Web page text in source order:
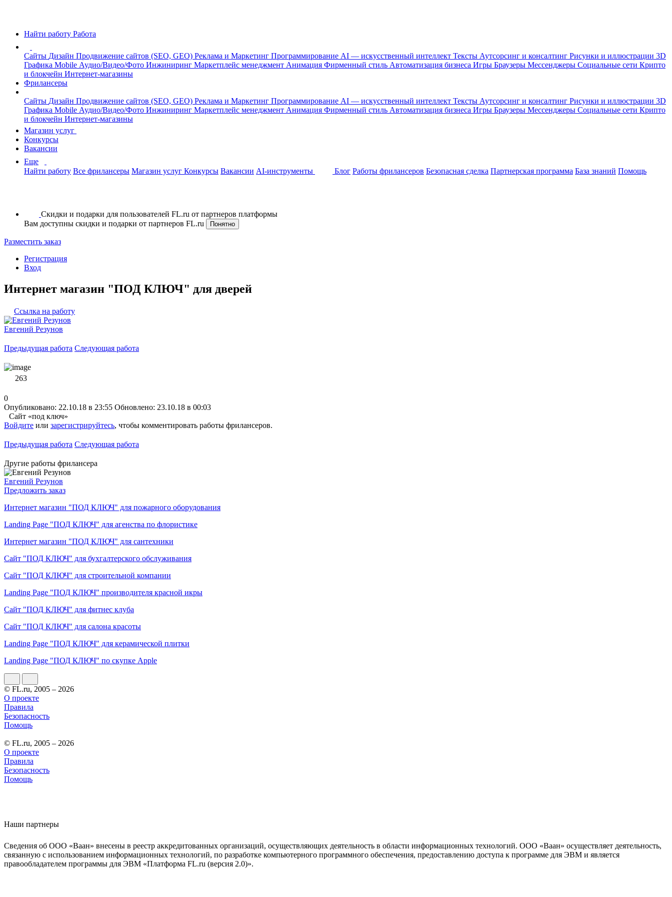
Найти работу Работа
Сайты Дизайн Продвижение сайтов (SEO, GEO) Реклама и Маркетинг Программирование AI — искусственный интеллект Тексты Аутсорсинг и консалтинг Рисунки и иллюстрации 3D
Графика Mobile Аудио/Видео/Фото Инжиниринг Маркетплейс менеджмент Анимация Фирменный стиль Автоматизация бизнеса Игры Браузеры Мессенджеры Социальные сети Крипто
и блокчейн Интернет-магазины
Фрилансеры
Сайты Дизайн Продвижение сайтов (SEO, GEO) Реклама и Маркетинг Программирование AI — искусственный интеллект Тексты Аутсорсинг и консалтинг Рисунки и иллюстрации 3D
Графика Mobile Аудио/Видео/Фото Инжиниринг Маркетплейс менеджмент Анимация Фирменный стиль Автоматизация бизнеса Игры Браузеры Мессенджеры Социальные сети Крипто
и блокчейн Интернет-магазины
Магазин услуг
Конкурсы
Вакансии
Еще
Найти работу Все фрилансеры Магазин услуг Конкурсы Вакансии AI-инструменты Блог Работы фрилансеров Безопасная сделка Партнерская программа База знаний Помощь
Скидки и подарки для пользователей FL.ru от партнеров платформы
Вам доступны скидки и подарки от партнеров FL.ru
Понятно
Разместить заказ
Регистрация
Вход
Интернет магазин "ПОД КЛЮЧ" для дверей
Ссылка на работу
Евгений Резунов
Предыдущая работа Следующая работа
263
0
Опубликовано: 22.10.18 в 23:55 Обновлено: 23.10.18 в 00:03
Сайт «под ключ»
Войдите или зарегистрируйтесь, чтобы комментировать работы фрилансеров.
Предыдущая работа Следующая работа
Другие работы фрилансера
Евгений Резунов
Предложить заказ
Интернет магазин "ПОД КЛЮЧ" для пожарного оборудования
Landing Page "ПОД КЛЮЧ" для агенства по флористике
Интернет магазин "ПОД КЛЮЧ" для сантехники
Сайт "ПОД КЛЮЧ" для бухгалтерского обслуживания
Сайт "ПОД КЛЮЧ" для строительной компании
Landing Page "ПОД КЛЮЧ" производителя красной икры
Сайт "ПОД КЛЮЧ" для фитнес клуба
Сайт "ПОД КЛЮЧ" для салона красоты
Landing Page "ПОД КЛЮЧ" для керамической плитки
Landing Page "ПОД КЛЮЧ" по скупке Apple
© FL.ru, 2005 – 2026
О проекте
Правила
Безопасность
Помощь
© FL.ru, 2005 – 2026
О проекте
Правила
Безопасность
Помощь
Наши партнеры
Сведения об ООО «Ваан» внесены в реестр аккредитованных организаций, осуществляющих деятельность в области информационных технологий. ООО «Ваан» осуществляет деятельность,
связанную с использованием информационных технологий, по разработке компьютерного программного обеспечения, предоставлению доступа к программе для ЭВМ и является
правообладателем программы для ЭВМ «Платформа FL.ru (версия 2.0)».